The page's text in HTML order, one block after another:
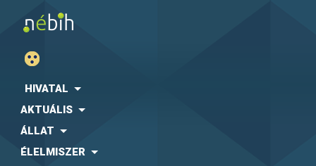
HIVATAL
AKTUÁLIS
ÁLLAT
ÉLELMISZER